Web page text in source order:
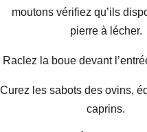
moutons vérifiez qu’ils
pierre à lécher.
Raclez la boue devant
Curez les sabots des ovins,
caprins.